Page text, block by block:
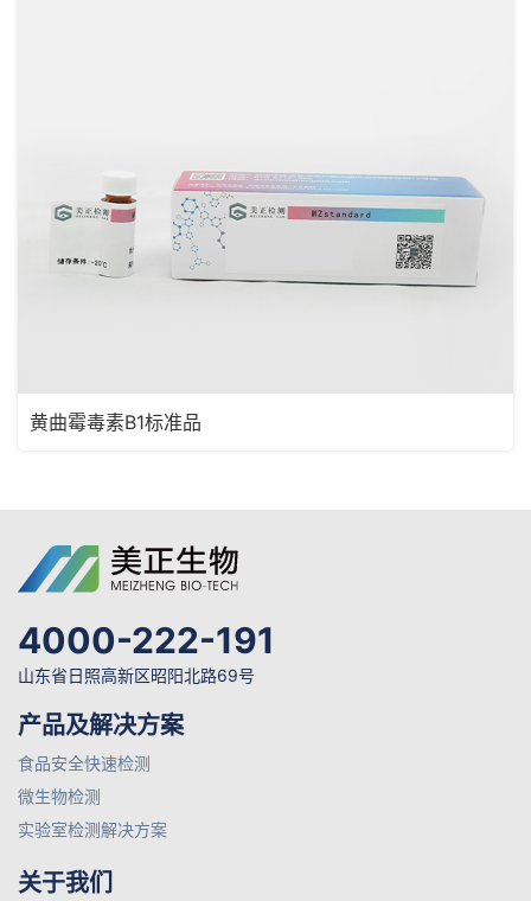
黄曲霉毒素B1标准品
4000-222-191
山东省日照高新区昭阳北路69号
产品及解决方案
食品安全快速检测
微生物检测
实验室检测解决方案
关于我们